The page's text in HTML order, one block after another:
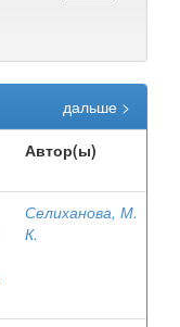
дальше >
Автор(ы)
Селиханова, М.
К.